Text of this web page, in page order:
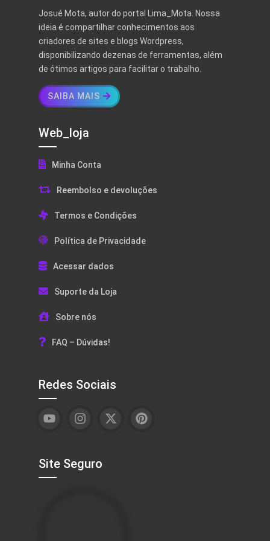
Josué Mota, autor do portal Lima_Mota. Nossa
ideia é compartilhar conhecimentos aos
criadores de sites e blogs Wordpress,
disponibilizando dezenas de ferramentas, além
de ótimos artigos para facilitar o trabalho.
SAIBA MAIS
Web_loja
Minha Conta
Reembolso e devoluções
Termos e Condições
Política de Privacidade
Acessar dados
Suporte da Loja
Sobre nós
FAQ – Dúvidas!
Redes Sociais
Site Seguro